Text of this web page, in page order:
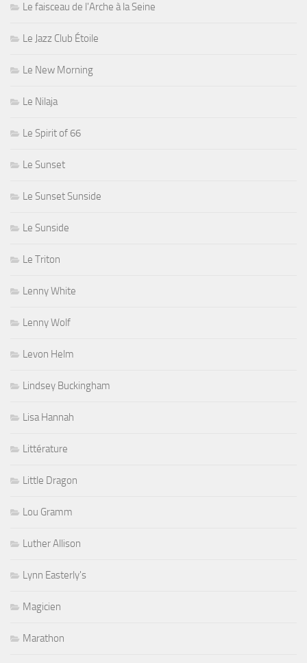
Le faisceau de l'Arche à la Seine
Le Jazz Club Étoile
Le New Morning
Le Nilaja
Le Spirit of 66
Le Sunset
Le Sunset Sunside
Le Sunside
Le Triton
Lenny White
Lenny Wolf
Levon Helm
Lindsey Buckingham
Lisa Hannah
Littérature
Little Dragon
Lou Gramm
Luther Allison
Lynn Easterly's
Magicien
Marathon